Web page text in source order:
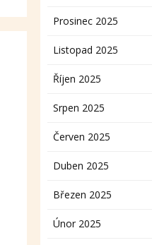
Prosinec 2025
Listopad 2025
Říjen 2025
Srpen 2025
Červen 2025
Duben 2025
Březen 2025
Únor 2025